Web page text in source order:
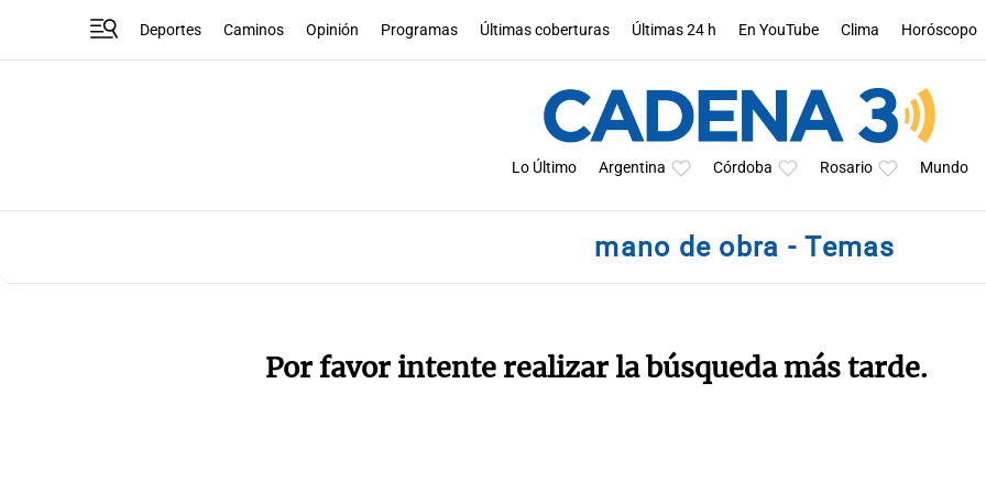
Deportes Caminos Opinión Programas Últimas coberturas Últimas 24 h En YouTube Clima Horóscopo
Lo Último Argentina Córdoba Rosario Mundo
mano de obra - Temas
Por favor intente realizar la búsqueda más tarde.